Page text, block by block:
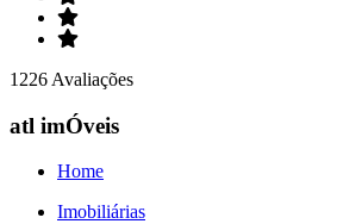
1226 Avaliações
atl imÓveis
Home
Imobiliárias